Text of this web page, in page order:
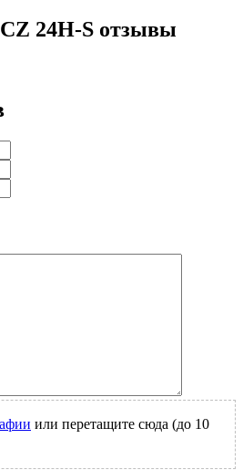
24H-S отзывы
или перетащите сюда (до 10